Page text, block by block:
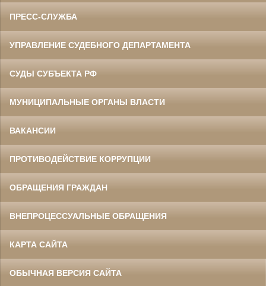
ПРЕСС-СЛУЖБА
УПРАВЛЕНИЕ СУДЕБНОГО ДЕПАРТАМЕНТА
СУДЫ СУБЪЕКТА РФ
МУНИЦИПАЛЬНЫЕ ОРГАНЫ ВЛАСТИ
ВАКАНСИИ
ПРОТИВОДЕЙСТВИЕ КОРРУПЦИИ
ОБРАЩЕНИЯ ГРАЖДАН
ВНЕПРОЦЕССУАЛЬНЫЕ ОБРАЩЕНИЯ
КАРТА САЙТА
ОБЫЧНАЯ ВЕРСИЯ САЙТА